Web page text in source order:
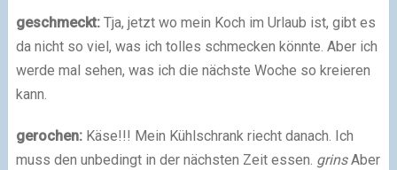
geschmeckt:Tja, jetzt wo mein Koch im Urlaub ist, gibt es
da nicht so viel, was ich tolles schmecken könnte. Aber ich
werde mal sehen, was ich die nächste Woche so kreieren
kann.
gerochen:Käse!!! Mein Kühlschrank riecht danach. Ich
muss den unbedingt in der nächsten Zeit essen. grinsAber